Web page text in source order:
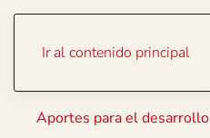
Ir al contenido principal
Aportes para el desarrollo